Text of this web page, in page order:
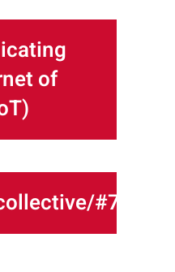
of
#7